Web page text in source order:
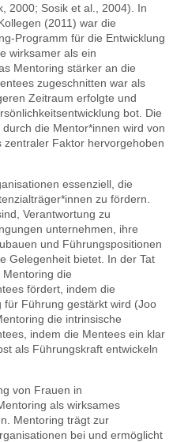
2000; Sosik et al., 2004). In
(2011) war die
Programm für die Entwicklung
wirksamer als ein
Mentoring stärker an die
zugeschnitten war als
Zeitraum erfolgte und
bot. Die
die Mentor*innen wird von
zentraler Faktor hervorgehoben
essenziell, die
zu fördern.
Verantwortung zu
unternehmen, ihre
und Führungspositionen
Gelegenheit bietet. In der Tat
die
fördert, indem die
für Führung gestärkt wird (Joo
die intrinsische
indem die Mentees ein klar
als Führungskraft entwickeln
von Frauen in
als wirksames
Mentoring trägt zur
bei und ermöglicht